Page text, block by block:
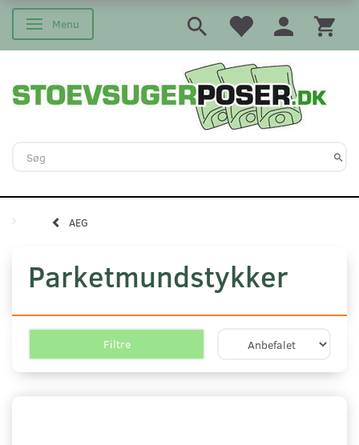
Skifte navigation
Menu
AEG
Parketmundstykker
Filtre